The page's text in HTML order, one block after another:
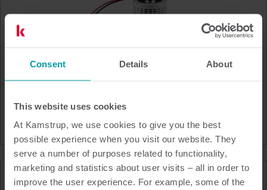
Consent Details About
This website uses cookies
At Kamstrup, we use cookies to give you the best
possible experience when you visit our website. They
serve a number of purposes related to functionality,
marketing and statistics about user visits – all in order to
improve the user experience. For example, some of the
Pile Lithium